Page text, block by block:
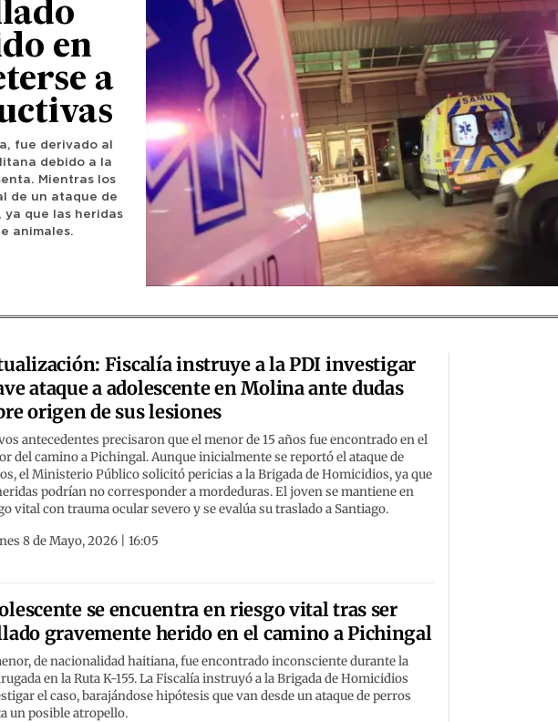
en
a
fue derivado al
debido a la
Mientras los
de un ataque de
ya que las heridas
animales.
Fiscalía instruye a la PDI investigar
ataque a adolescente en Molina ante dudas
origen de sus lesiones
antecedentes precisaron que el menor de 15 años fue encontrado en el
del camino a Pichingal. Aunque inicialmente se reportó el ataque de
el Ministerio Público solicitó pericias a la Brigada de Homicidios, ya que
podrían no corresponder a mordeduras. El joven se mantiene en
vital con trauma ocular severo y se evalúa su traslado a Santiago.
8 de Mayo, 2026 | 16:05
se encuentra en riesgo vital tras ser
gravemente herido en el camino a Pichingal
de nacionalidad haitiana, fue encontrado inconsciente durante la
en la Ruta K-155. La Fiscalía instruyó a la Brigada de Homicidios
el caso, barajándose hipótesis que van desde un ataque de perros
un posible atropello.